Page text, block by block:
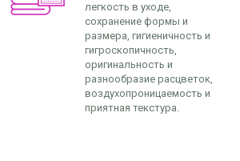
легкость в уходе,
сохранение формы и
размера, гигиеничность и
гигроскопичность,
оригинальность и
разнообразие расцветок,
воздухопроницаемость и
приятная текстура.